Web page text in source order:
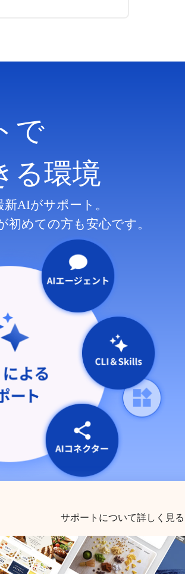
で
る環境
AIがサポート。
初めての方も安心です。
サポートについて詳しく見る